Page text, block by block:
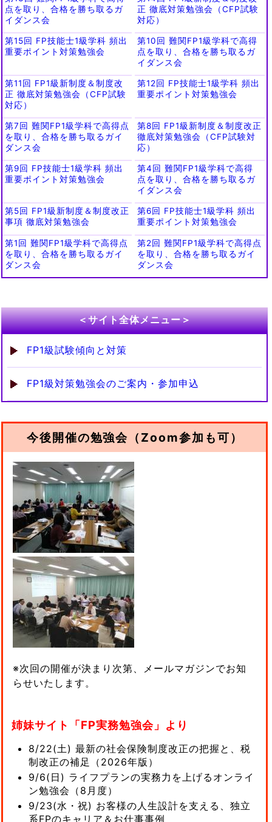
点を取り、合格を勝ち取るガ
イダンス会
正 徹底対策勉強会（CFP試験
対応）
第15回 FP技能士1級学科 頻出
重要ポイント対策勉強会
第10回 難関FP1級学科で高得
点を取り、合格を勝ち取るガ
イダンス会
第11回 FP1級新制度＆制度改
正 徹底対策勉強会（CFP試験
対応）
第12回 FP技能士1級学科 頻出
重要ポイント対策勉強会
第7回 難関FP1級学科で高得点
を取り、合格を勝ち取るガイ
ダンス会
第8回 FP1級新制度＆制度改正
徹底対策勉強会（CFP試験対
応）
第9回 FP技能士1級学科 頻出
重要ポイント対策勉強会
第4回 難関FP1級学科で高得
点を取り、合格を勝ち取るガ
イダンス会
第5回 FP1級新制度＆制度改正
事項 徹底対策勉強会
第6回 FP技能士1級学科 頻出
重要ポイント対策勉強会
第1回 難関FP1級学科で高得点
を取り、合格を勝ち取るガイ
ダンス会
第2回 難関FP1級学科で高得点
を取り、合格を勝ち取るガイ
ダンス会
＜サイト全体メニュー＞
FP1級試験傾向と対策
FP1級対策勉強会のご案内・参加申込
今後開催の勉強会（Zoom参加も可）
※次回の開催が決まり次第、メールマガジンでお知
らせいたします。
姉妹サイト「FP実務勉強会」より
8/22(土) 最新の社会保険制度改正の把握と、税
制改正の補足（2026年版）
9/6(日) ライフプランの実務力を上げるオンライ
ン勉強会（8月度）
9/23(水・祝) お客様の人生設計を支える、独立
系FPのキャリア＆お仕事事例